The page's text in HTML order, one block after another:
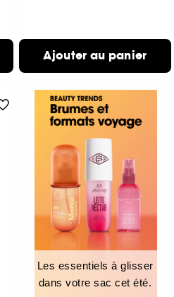
Ajouter au panier
Les essentiels à glisser
dans votre sac cet été.